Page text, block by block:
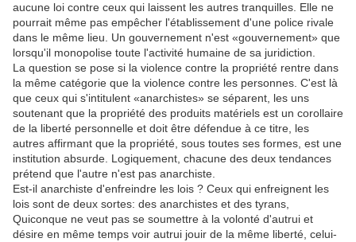
aucune loi contre ceux qui laissent les autres tranquilles. Elle ne
pourrait même pas empêcher l'établissement d'une police rivale
dans le même lieu. Un gouvernement n'est «gouvernement» que
lorsqu'il monopolise toute l'activité humaine de sa juridiction.
La question se pose si la violence contre la propriété rentre dans
la même catégorie que la violence contre les personnes. C'est là
que ceux qui s'intitulent «anarchistes» se séparent, les uns
soutenant que la propriété des produits matériels est un corollaire
de la liberté personnelle et doit être défendue à ce titre, les
autres affirmant que la propriété, sous toutes ses formes, est une
institution absurde. Logiquement, chacune des deux tendances
prétend que l'autre n'est pas anarchiste.
Est-il anarchiste d'enfreindre les lois ? Ceux qui enfreignent les
lois sont de deux sortes: des anarchistes et des tyrans,
Quiconque ne veut pas se soumettre à la volonté d'autrui et
désire en même temps voir autrui jouir de la même liberté, celui-